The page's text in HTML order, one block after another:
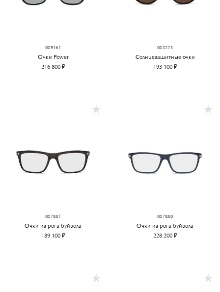
009161
Очки Power
216 800 ₽
003223
Солнцезащитные очки
193 100 ₽
007881
Очки из рога буйвола
189 100 ₽
007880
Очки из рога буйвола
228 200 ₽